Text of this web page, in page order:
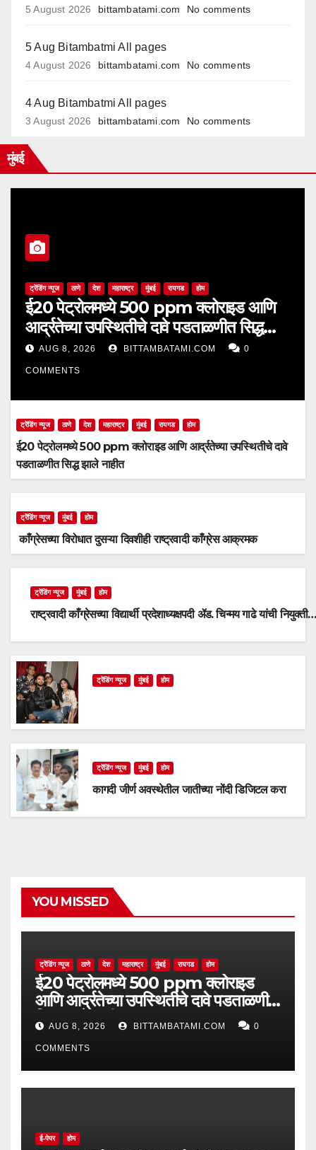
5 August 2026 bittambatami.com No comments
5 Aug Bitambatmi All pages
4 August 2026 bittambatami.com No comments
4 Aug Bitambatmi All pages
3 August 2026 bittambatami.com No comments
मुंबई
ट्रेंडिंग न्यूज ठाणे देश महाराष्ट्र मुंबई रायगड होम
ई20 पेट्रोलमध्ये 500 ppm क्लोराइड आणि
आर्द्रतेच्या उपस्थितीचे दावे पडताळणीत सिद्ध
झाले नाहीत
AUG 8, 2026 BITTAMBATAMI.COM 0
COMMENTS
ट्रेंडिंग न्यूज ठाणे देश महाराष्ट्र मुंबई रायगड होम
ई20 पेट्रोलमध्ये 500 ppm क्लोराइड आणि आर्द्रतेच्या उपस्थितीचे दावे
पडताळणीत सिद्ध झाले नाहीत
ट्रेंडिंग न्यूज मुंबई होम
काँग्रेसच्या विरोधात दुसऱ्या दिवशीही राष्ट्रवादी काँग्रेस आक्रमक
ट्रेंडिंग न्यूज मुंबई होम
राष्ट्रवादी काँग्रेसच्या विद्यार्थी प्रदेशाध्यक्षपदी ॲड. चिन्मय गाढे यांची नियुक्ती…
ट्रेंडिंग न्यूज मुंबई होम
ट्रेंडिंग न्यूज मुंबई होम
कागदी जीर्ण अवस्थेतील जातीच्या नोंदी डिजिटल करा
YOU MISSED
ट्रेंडिंग न्यूज ठाणे देश महाराष्ट्र मुंबई रायगड होम
ई20 पेट्रोलमध्ये 500 ppm क्लोराइड
आणि आर्द्रतेच्या उपस्थितीचे दावे पडताळणीत
सिद्ध झाले नाहीत
AUG 8, 2026 BITTAMBATAMI.COM 0
COMMENTS
ई-पेपर होम